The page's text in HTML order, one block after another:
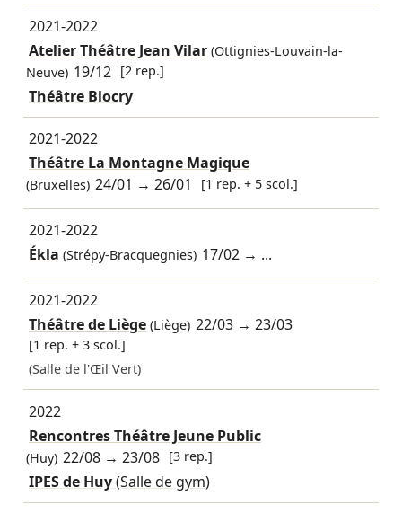
2021-2022
Atelier Théâtre Jean Vilar(Ottignies-Louvain-la-
Neuve) 19/12 [2 rep.]
Théâtre Blocry
2021-2022
Théâtre La Montagne Magique
(Bruxelles) 24/01 →26/01 [1 rep. + 5 scol.]
2021-2022
Ékla (Strépy-Bracquegnies) 17/02 → ...
2021-2022
Théâtre de Liège(Liège) 22/03 →23/03
[1 rep. + 3 scol.]
(Salle de l'Œil Vert)
2022
Rencontres Théâtre Jeune Public
(Huy) 22/08 →23/08 [3 rep.]
IPES de Huy(Salle de gym)